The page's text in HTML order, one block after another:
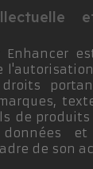
Enhancer
droits
de
et
de son